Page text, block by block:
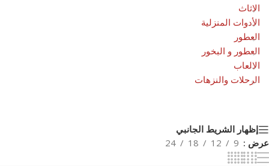
الاثاث
الأدوات المنزلية
العطور
العطور و البخور
الالعاب
الرحلات والنزهات
إظهار الشريط الجانبي
عرض
9
12
18
24